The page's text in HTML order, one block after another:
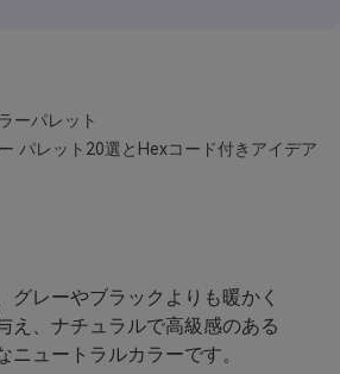
ーパレット
パレット20選とHexコード付きアイデア
グレーやブラックよりも暖かく
え、ナチュラルで高級感のある
ニュートラルカラーです。